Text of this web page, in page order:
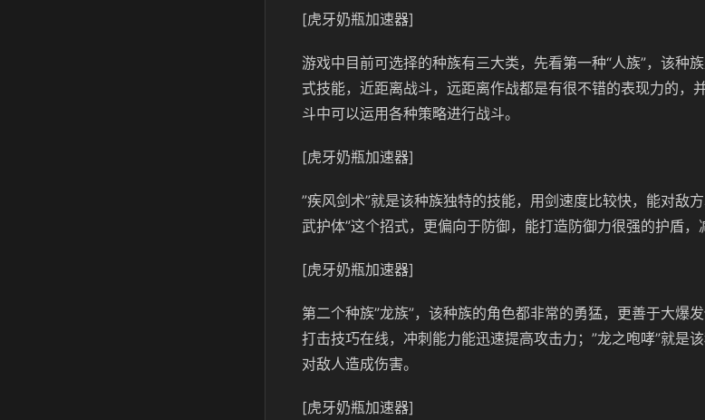
[虎牙奶瓶加速器]
游戏中目前可选择的种族有三大类，先看第一种“人族”，该种
式技能，近距离战斗，远距离作战都是有很不错的表现力的，
斗中可以运用各种策略进行战斗。
[虎牙奶瓶加速器]
”疾风剑术”就是该种族独特的技能，用剑速度比较快，能对敌
武护体”这个招式，更偏向于防御，能打造防御力很强的护盾，
[虎牙奶瓶加速器]
第二个种族”龙族”，该种族的角色都非常的勇猛，更善于大爆
打击技巧在线，冲刺能力能迅速提高攻击力；”龙之咆哮”就是
对敌人造成伤害。
[虎牙奶瓶加速器]